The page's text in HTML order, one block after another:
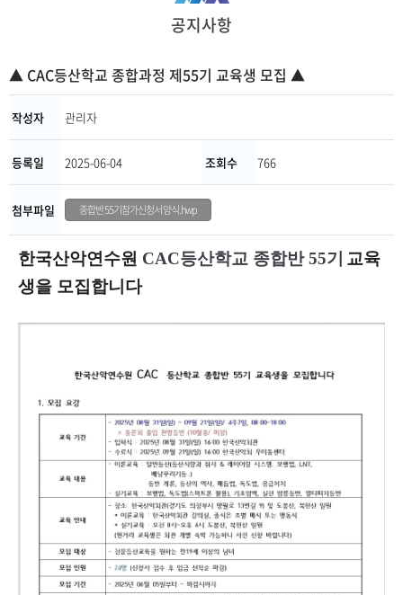
공지사항
▲ CAC등산학교 종합과정 제55기 교육생 모집 ▲
작성자 관리자
등록일 2025-06-04 조회수 766
첨부파일 종합반 55기참가신청서 양식.hwp
한국산악연수원 CAC등산학교 종합반 55기
교육
생을 모집합니다